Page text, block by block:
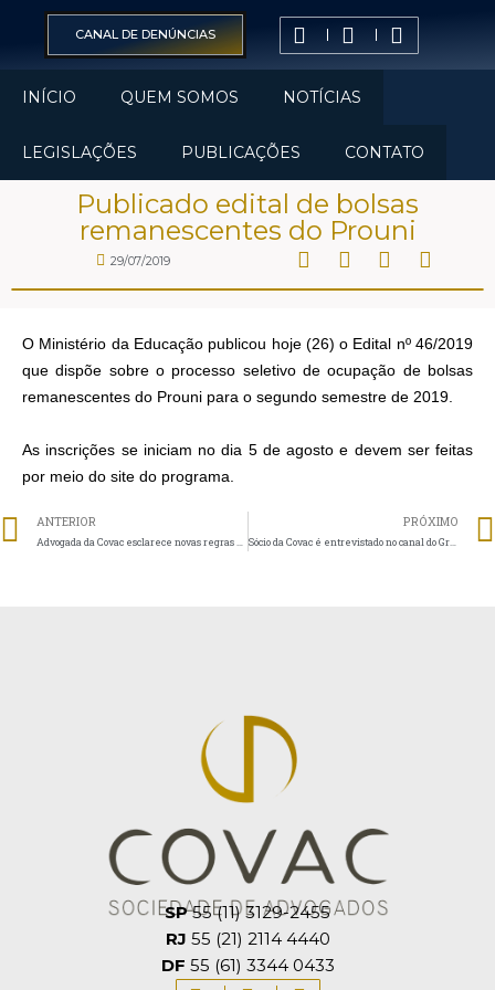
CANAL DE DENÚNCIAS
INÍCIO QUEM SOMOS NOTÍCIAS
LEGISLAÇÕES PUBLICAÇÕES CONTATO
Publicado edital de bolsas
remanescentes do Prouni
29/07/2019
O Ministério da Educação publicou hoje (26) o Edital nº 46/2019
que dispõe sobre o processo seletivo de ocupação de bolsas
remanescentes do Prouni para o segundo semestre de 2019.
As inscrições se iniciam no dia 5 de agosto e devem ser feitas
por meio do site do programa.
ANTERIOR PRÓXIMO
Sócio da Covac é entrevistado no canal do Grupo Voz de Brasília
SP55 (11) 3129-2455
RJ 55 (21) 2114 4440
DF 55 (61) 3344 0433